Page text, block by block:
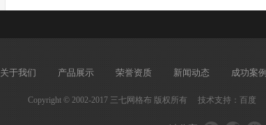
关于我们 产品展示 荣誉资质 新闻动态 成功案例
Copyright © 2002-2017 三七网格布 版权所有 技术支持： 百度